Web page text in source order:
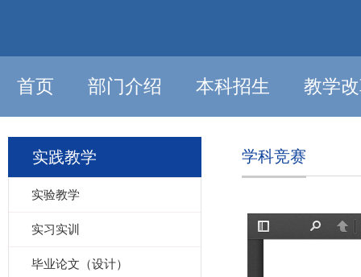
首页 部门介绍 本科招生 教学
实践教学
实验教学
实习实训
毕业论文（设计）
学科竞赛